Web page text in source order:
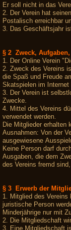
Er soll nicht in das
2. Der Verein hat
Postalisch erreichbar
3. Das Geschäftsjahr
§ 2 Zweck,
1. Der Online Verein
2. Zweck des Vereins
die Spaß und Freude
Skatspielen im Internet
3. Der Verein ist
Zwecke.
4. Mittel des Vereins
verwendet werden.
Die Mitglieder erhalten
Ausnahmen: Von der
ausgewiesene
Keine Person darf
Ausgaben, die dem
des Vereins fremd
§ 3 Erwerb der
1. Mitglied des Vereins
juristische Person
Minderjährige nur mit
2. Die Mitgliedschaft
3. Eine Mitgliedschaft